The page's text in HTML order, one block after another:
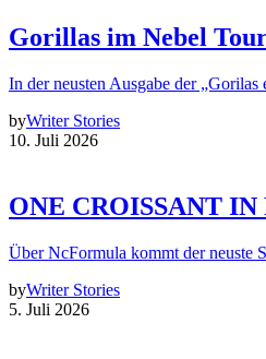
Gorillas im Nebel
In der neusten Ausgabe der
byWriter Stories
10. Juli 2026
ONE CROISSANT IN
Über NcFormula kommt der neuste
byWriter Stories
5. Juli 2026